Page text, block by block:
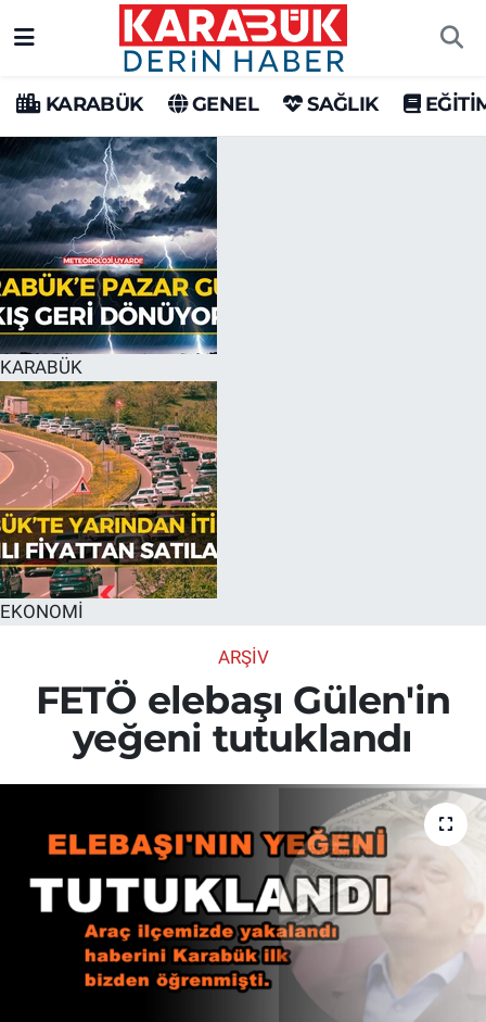
KARABÜK GENEL SAĞLIK
KARABÜK
EKONOMİ
ARŞİV
FETÖ elebaşı Gülen'in
yeğeni tutuklandı
Karabük Hava Durumu
Karabük Trafik Yoğunluk Haritası
Süper Lig Puan Durumu ve Fikstür
Tüm Manşetler
Son Dakika Haberleri
Haber Arşivi